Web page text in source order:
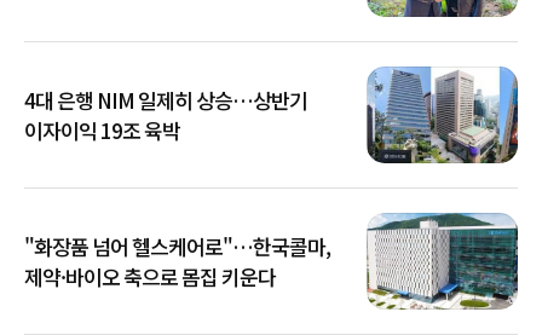
4대 은행 NIM 일제히 상승…상반기
이자이익 19조 육박
"화장품 넘어 헬스케어로"…한국콜마,
제약·바이오 축으로 몸집 키운다